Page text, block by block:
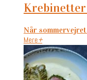
Når
Mere+